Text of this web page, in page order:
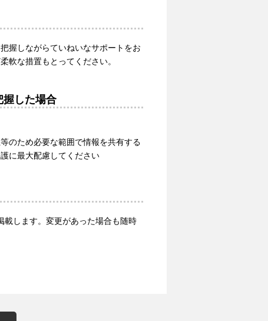
握しながらていねいなサポートをお
軟な措置もとってください。
握した場合
のため必要な範囲で情報を共有する
に最大配慮してください
します。変更があった場合も随時